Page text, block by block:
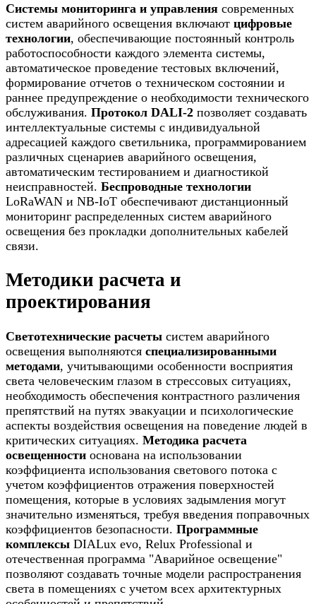
Системы мониторинга и управления современных
систем аварийного освещения включают цифровые
технологии, обеспечивающие постоянный контроль
работоспособности каждого элемента системы,
автоматическое проведение тестовых включений,
формирование отчетов о техническом состоянии и
раннее предупреждение о необходимости технического
обслуживания. Протокол DALI-2 позволяет создавать
интеллектуальные системы с индивидуальной
адресацией каждого светильника, программированием
различных сценариев аварийного освещения,
автоматическим тестированием и диагностикой
неисправностей. Беспроводные технологии
LoRaWAN и NB-IoT обеспечивают дистанционный
мониторинг распределенных систем аварийного
освещения без прокладки дополнительных кабелей
связи.
Методики расчета и
проектирования
Светотехнические расчеты систем аварийного
освещения выполняются специализированными
методами, учитывающими особенности восприятия
света человеческим глазом в стрессовых ситуациях,
необходимость обеспечения контрастного различения
препятствий на путях эвакуации и психологические
аспекты воздействия освещения на поведение людей в
критических ситуациях. Методика расчета
освещенности основана на использовании
коэффициента использования светового потока с
учетом коэффициентов отражения поверхностей
помещения, которые в условиях задымления могут
значительно изменяться, требуя введения поправочных
коэффициентов безопасности. Программные
комплексы DIALux evo, Relux Professional и
отечественная программа "Аварийное освещение"
позволяют создавать точные модели распространения
света в помещениях с учетом всех архитектурных